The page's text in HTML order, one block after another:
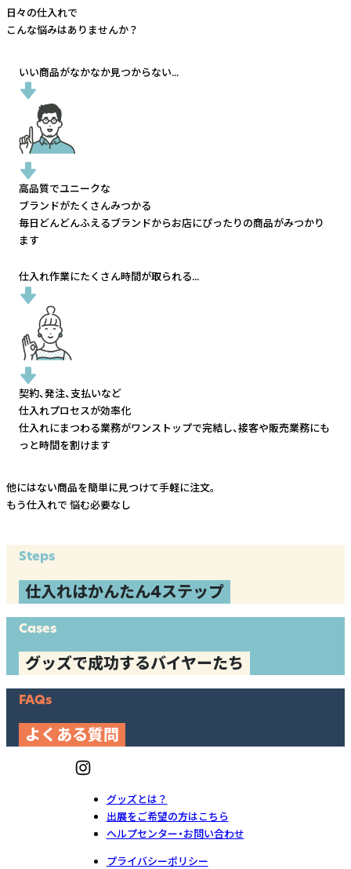
日々の仕入れで
こんな悩みはありませんか？
いい商品がなかなか見つからない...
高品質でユニークな
ブランドがたくさんみつかる
毎日どんどんふえるブランドからお店にぴったりの商品がみつかり
ます
仕入れ作業にたくさん時間が取られる...
契約、発注、支払いなど
仕入れプロセスが効率化
仕入れにまつわる業務がワンストップで完結し、接客や販売業務にも
っと時間を割けます
他にはない商品を簡単に見つけて手軽に注文。
もう仕入れで 悩む必要なし
Steps
仕入れはかんたん4ステップ
Cases
グッズで成功するバイヤーたち
FAQs
よくある質問
グッズとは？
出展をご希望の方はこちら
ヘルプセンター・お問い合わせ
プライバシーポリシー